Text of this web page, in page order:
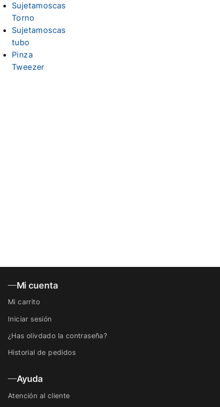
Sujetamoscas
Torno
Sujetamoscas
tubo
Pinza
Tweezer
Mi cuenta
Mi carrito
Iniciar sesión
¿Has olivdado la contraseña?
Historial de pedidos
Ayuda
Atención al cliente